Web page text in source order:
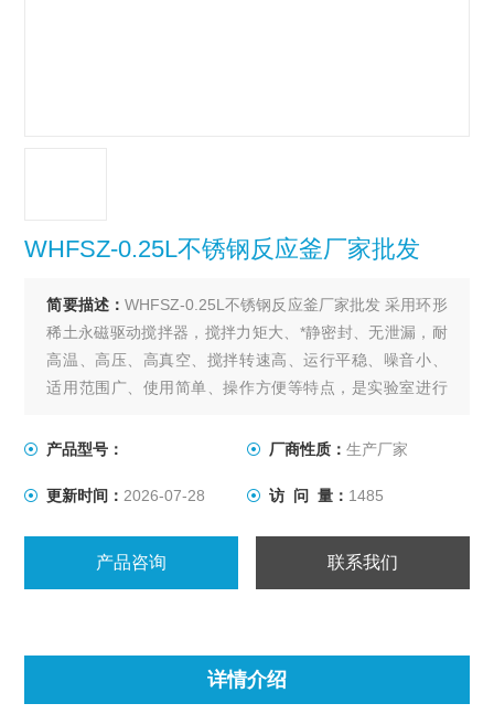
WHFSZ-0.25L不锈钢反应釜厂家批发
简要描述： WHFSZ-0.25L不锈钢反应釜厂家批发 采用环形
稀土永磁驱动搅拌器，搅拌力矩大、*静密封、无泄漏，耐
高温、高压、高真空、搅拌转速高、运行平稳、噪音小、
适用范围广、使用简单、操作方便等特点，是实验室进行
产品型号：
厂商性质： 生产厂家
更新时间： 2026-07-28 访 问 量： 1485
产品咨询 联系我们
详情介绍